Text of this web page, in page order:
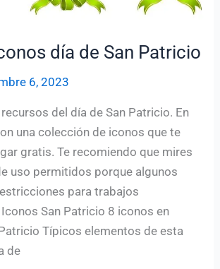
día de San Patricio
6, 2023
del día de San Patricio. En
una colección de iconos que te
gratis. Te recomiendo que mires
uso permitidos porque algunos
para trabajos
San Patricio 8 iconos en
Típicos elementos de esta
de